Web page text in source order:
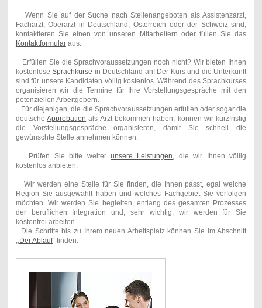
Wenn Sie auf der Suche nach Stellenangeboten als Assistenzarzt,
Facharzt, Oberarzt in Deutschland, Österreich oder der Schweiz sind,
kontaktieren Sie einen von unseren Mitarbeitern oder füllen Sie das
Kontaktformularaus.
Erfüllen Sie die Sprachvoraussetzungen noch nicht? Wir bieten Ihnen
kostenloseSprachkurse in Deutschland an! Der Kurs und die Unterkunft
sind für unsere Kandidaten völlig kostenlos. Während des Sprachkurses
organisieren wir die Termine für Ihre Vorstellungsgespräche mit den
potenziellen Arbeitgebern.
Für diejenigen, die die Sprachvoraussetzungen erfüllen oder sogar die
deutscheApprobation als Arzt bekommen haben, können wir kurzfristig
die Vorstellungsgespräche organisieren, damit Sie schnell die
gewünschte Stelle annehmen können.
Prüfen Sie bitte weiter unsere Leistungen, die wir Ihnen völlig
kostenlos anbieten.
Wir werden eine Stelle für Sie finden, die Ihnen passt, egal welche
Region Sie ausgewählt haben und welches Fachgebiet Sie verfolgen
möchten. Wir werden Sie begleiten, entlang des gesamten Prozesses
der beruflichen Integration und, sehr wichtig, wir werden für Sie
kostenfrei arbeiten.
Die Schritte bis zu Ihrem neuen Arbeitsplatz können Sie im Abschnitt
,,Der Ablauf“ finden.